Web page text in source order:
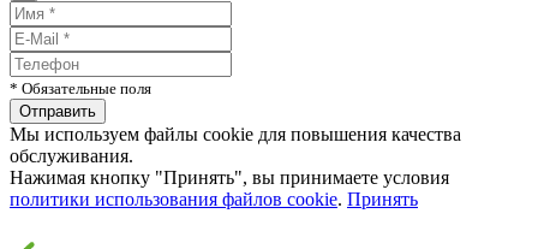
* Обязательные поля
Мы используем файлы cookie для повышения качества
обслуживания.
Нажимая кнопку "Принять", вы принимаете условия
политики использования файлов cookie. Принять